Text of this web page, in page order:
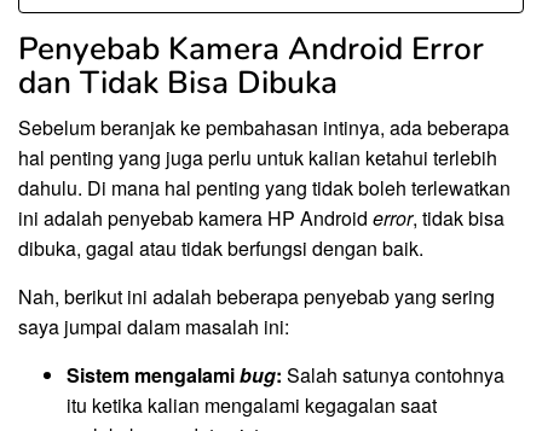
Penyebab Kamera Android Error
dan Tidak Bisa Dibuka
Sebelum beranjak ke pembahasan intinya, ada beberapa
hal penting yang juga perlu untuk kalian ketahui terlebih
dahulu. Di mana hal penting yang tidak boleh terlewatkan
ini adalah penyebab kamera HP Android error, tidak bisa
dibuka, gagal atau tidak berfungsi dengan baik.
Nah, berikut ini adalah beberapa penyebab yang sering
saya jumpai dalam masalah ini:
Sistem mengalamibug: Salah satunya contohnya
itu ketika kalian mengalami kegagalan saat